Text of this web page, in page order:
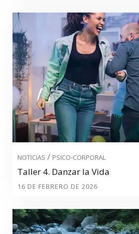
NOTICIAS / PSICO-CORPORAL
Taller 4. Danzar la Vida
16 DE FEBRERO DE 2026